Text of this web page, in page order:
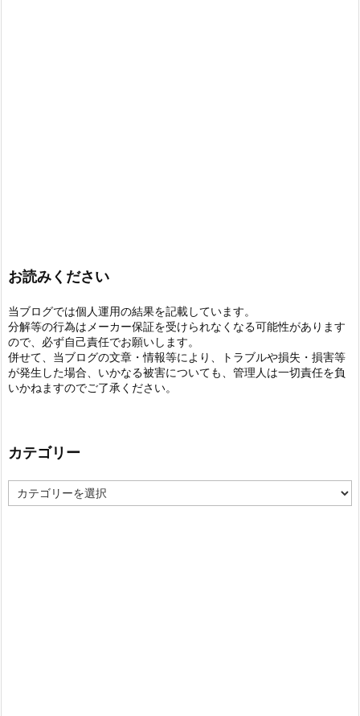
お読みください
当ブログでは個人運用の結果を記載しています。
分解等の行為はメーカー保証を受けられなくなる可能性があります
ので、必ず自己責任でお願いします。
併せて、当ブログの文章・情報等により、トラブルや損失・損害等
が発生した場合、いかなる被害についても、管理人は一切責任を負
いかねますのでご了承ください。
カテゴリー
テ